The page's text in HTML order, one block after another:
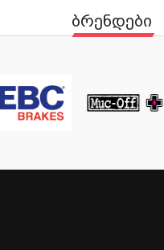
ბრენდები